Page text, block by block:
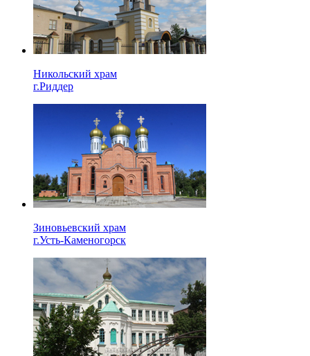
Никольский храм
г.Риддер
Зиновьевский храм
г.Усть-Каменогорск